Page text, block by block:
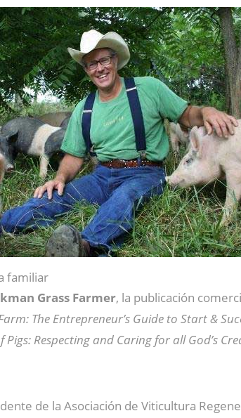
familiar
Grass Farmer, la publicación
The Entrepreneur’s Guide to Start &
Pigs: Respecting and Caring for all God’s
de la Asociación de Viticultura